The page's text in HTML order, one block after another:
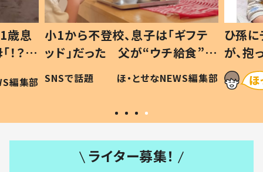
歳息
？」
編集部
小1から不登校、息子は「ギフテ
ッド」だった 父が“ウチ給食”を
作り続ける理由とは #令和の親
#令和の子
SNSで話題 ほ・とせなNEWS編集部
ひ孫
が、
「涙が
い」
ライター募集！